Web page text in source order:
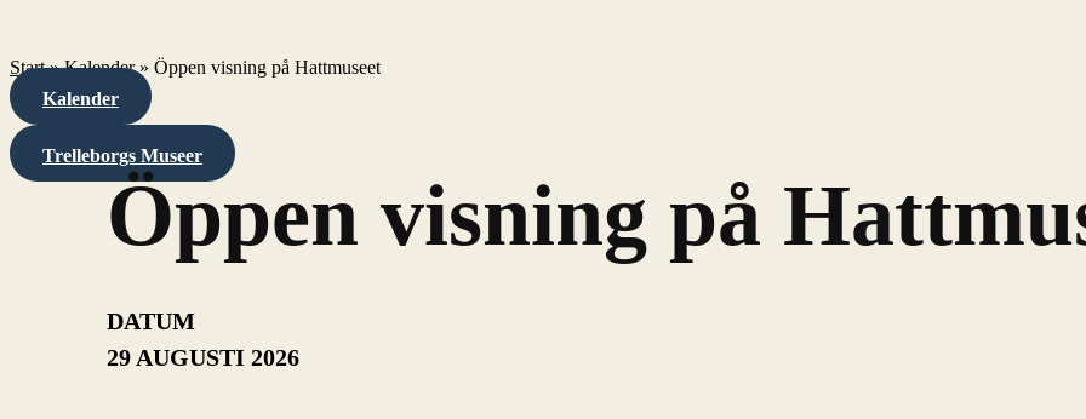
Start»Kalender» Öppen visning på Hattmuseet
Kalender
Trelleborgs Museer
Öppen visning på
DATUM
29 AUGUSTI 2026